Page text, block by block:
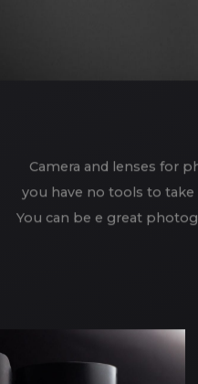
Camera and lenses for
you have no tools to
You can be e great